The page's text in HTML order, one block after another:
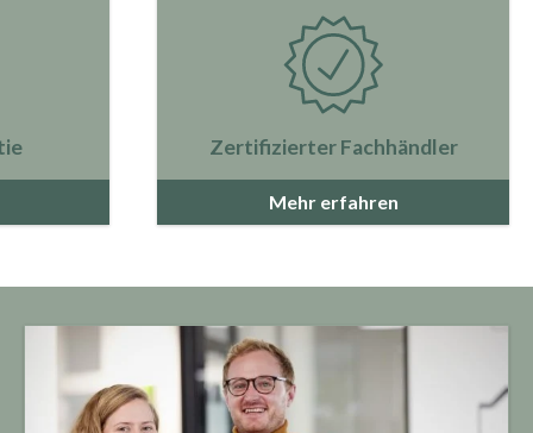
Zertifizierter Fachhändler
Mehr erfahren